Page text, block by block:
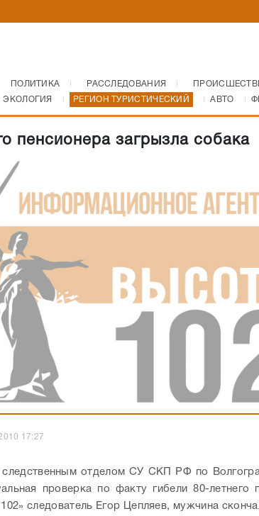
ПОЛИТИКА РАССЛЕДОВАНИЯ
ЭКОЛОГИЯ РЕГИОН ТУРИСТИЧЕСКИЙ АВТО
пенсионера загрызла собака
17:27
отделом СУ СКП РФ по
проверка по факту гибели 80-летнего
следователь Егор Цепляев, мужчина